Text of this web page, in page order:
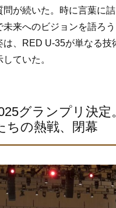
が続いた。時に言葉に
未来へのビジョンを語ろ
は、RED U-35が単なる技
ていた。
グランプリ決定
ちの熱戦、閉幕